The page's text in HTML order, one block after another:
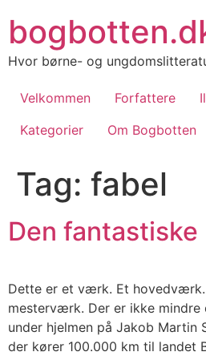
indhold
Hvor børne- og
Velkommen Forfattere
Kategorier
Om Bogbotten
Tag: fabel
Den fantastiske
Dette er et værk. Et
mesterværk. Der er ikke
under hjelmen på Jakob Martin
der kører 100.000 km til landet